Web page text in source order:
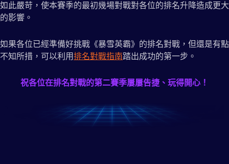
如此嚴苛，使本賽季的最初幾場對戰對各位的排名升降造成更大
的影響。
如果各位已經準備好挑戰《暴雪英霸》的排名對戰，但還是有點
不知所措，可以利用排名對戰指南踏出成功的第一步。
祝各位在排名對戰的第二賽季屢屢告捷、玩得開心！